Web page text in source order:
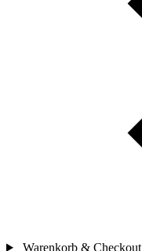
Warenkorb & Checkout